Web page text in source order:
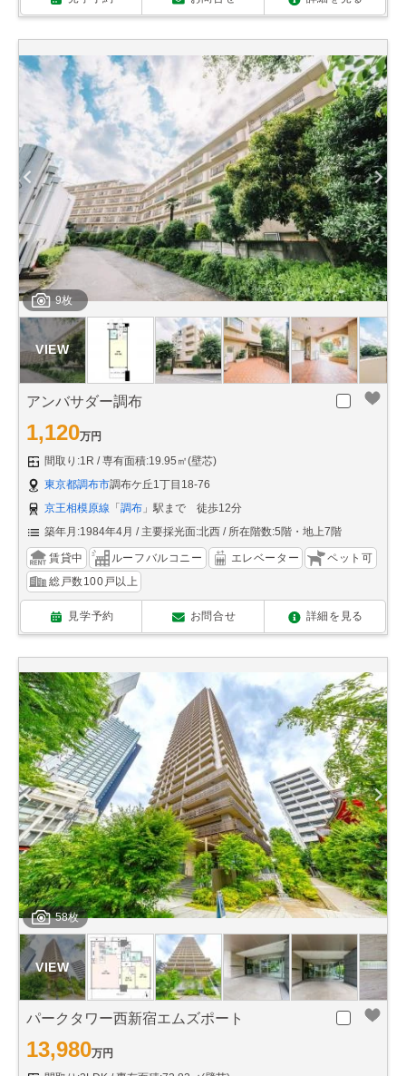
9枚
アンバサダー調布
1,120万円
間取り:1R
専有面積:19.95㎡(壁芯)
東京都調布市調布ケ丘1丁目18-76
京王相模原線 「調布 」駅まで 徒歩12分
築年月:1984年4月
主要採光面:北西 所在階数:5階・地上7階
賃貸中 ルーフバルコニー エレベーター
ペット可
総戸数100戸以上
見学予約 お問合せ 詳細を見る
58枚
パークタワー西新宿エムズポート
13,980万円